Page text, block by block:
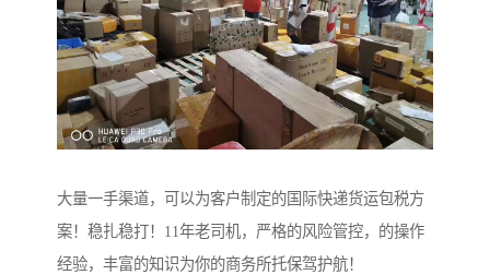
大量一手渠道，可以为客户制定的国际快递货运包税方
案！稳扎稳打！11年老司机，严格的风险管控，的操作
经验，丰富的知识为你的商务所托保驾护航！